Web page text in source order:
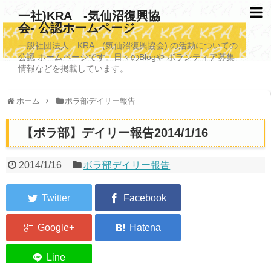
一社)KRA -気仙沼復興協
会- 公認ホームページ
一般社団法人 KRA (気仙沼復興協会) の活動についての
公認 ホームページです。日々のBlogや ボランティア募集
情報などを掲載しています。
ホーム ボラ部デイリー報告
【ボラ部】デイリー報告2014/1/16
2014/1/16 ボラ部デイリー報告
TOPページ
KRAについて
写真救済事業
福祉事業
埋蔵発掘/資料整備事業